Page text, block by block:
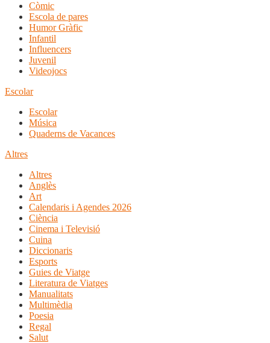
Còmic
Escola de pares
Humor Gràfic
Infantil
Influencers
Juvenil
Videojocs
Escolar
Escolar
Música
Quaderns de Vacances
Altres
Altres
Anglès
Art
Calendaris i Agendes 2026
Ciència
Cinema i Televisió
Cuina
Diccionaris
Esports
Guies de Viatge
Literatura de Viatges
Manualitats
Multimèdia
Poesia
Regal
Salut